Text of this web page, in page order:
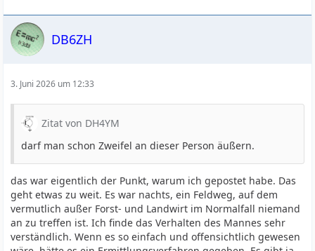
DB6ZH
3. Juni 2026 um 12:33
Zitat von DH4YM
darf man schon Zweifel an dieser Person äußern.
das war eigentlich der Punkt, warum ich gepostet habe. Das
geht etwas zu weit. Es war nachts, ein Feldweg, auf dem
vermutlich außer Forst- und Landwirt im Normalfall niemand
an zu treffen ist. Ich finde das Verhalten des Mannes sehr
verständlich. Wenn es so einfach und offensichtlich gewesen